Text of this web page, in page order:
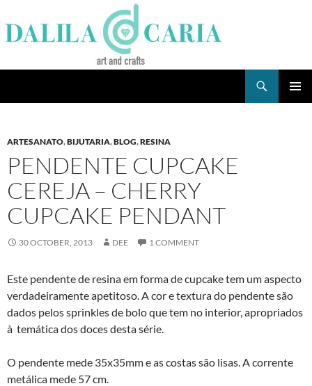
to
content
ARTESANATO,BIJUTARIA,BLOG,RESINA
PENDENTE CUPCAKE
CEREJA – CHERRY
CUPCAKE PENDANT
30 OCTOBER, 2013 DEE 1 COMMENT
Este pendente de resina em forma de cupcake tem um aspecto
verdadeiramente apetitoso. A cor e textura do pendente são
dados pelos sprinkles de bolo que tem no interior, apropriados
à temática dos doces desta série.
O pendente mede 35x35mm e as costas são lisas. A corrente
metálica mede 57 cm.